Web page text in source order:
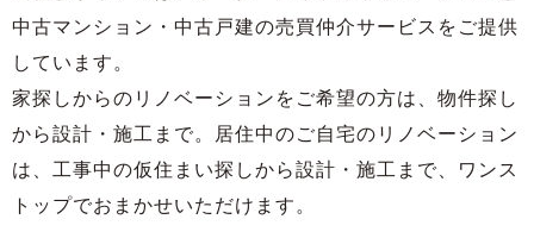
中古マンション・中古戸建の売買仲介サービスをご提供
しています。
家探しからのリノベーションをご希望の方は、物件探し
から設計・施工まで。居住中のご自宅のリノベーション
は、工事中の仮住まい探しから設計・施工まで、ワンス
トップでおまかせいただけます。